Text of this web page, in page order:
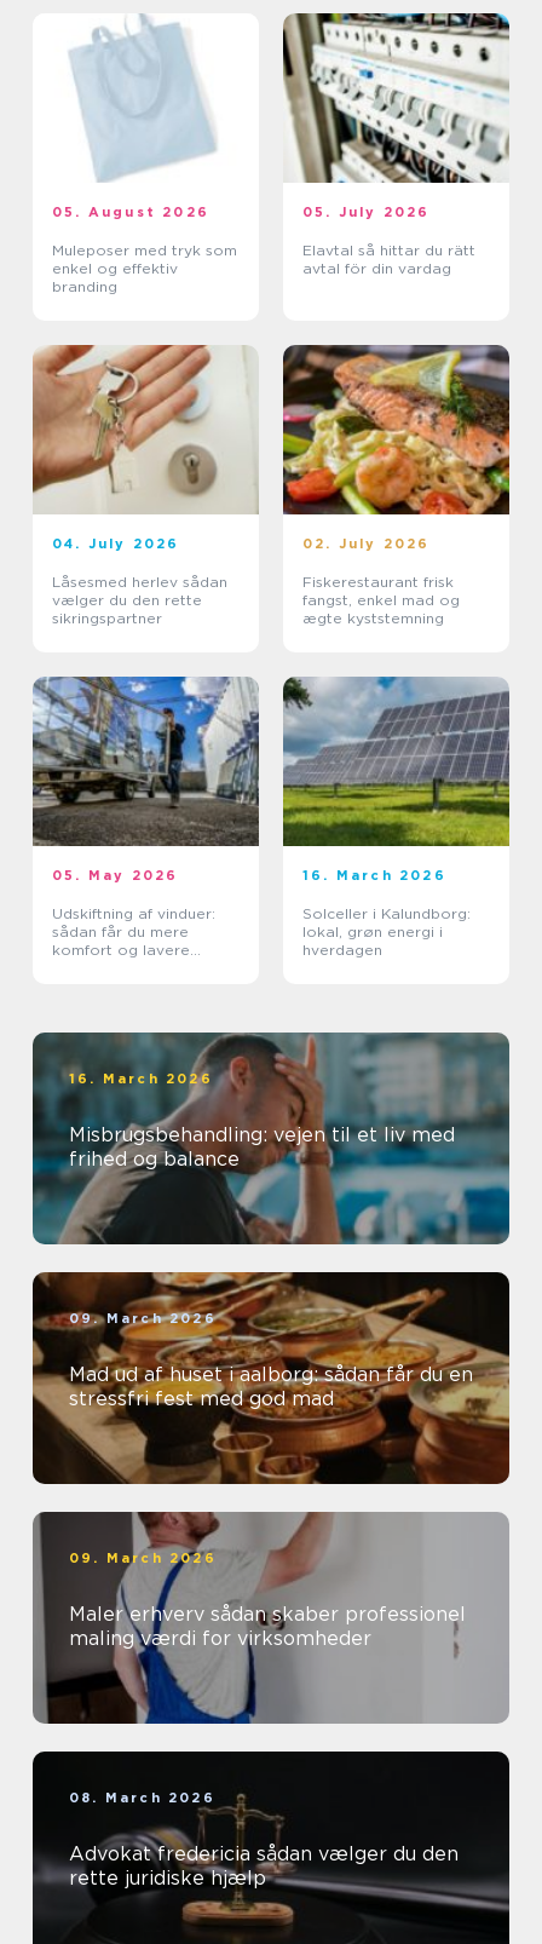
05. August 2026
Muleposer med tryk som
enkel og effektiv
branding
05. July 2026
Elavtal så hittar du rätt
avtal för din vardag
04. July 2026
Låsesmed herlev sådan
vælger du den rette
sikringspartner
02. July 2026
Fiskerestaurant frisk
fangst, enkel mad og
ægte kyststemning
05. May 2026
Udskiftning af vinduer:
sådan får du mere
komfort og lavere
16. March 2026
Solceller i Kalundborg:
lokal, grøn energi i
hverdagen
16. March 2026
Misbrugsbehandling: vejen til et liv med
frihed og balance
09. March 2026
Mad ud af huset i aalborg: sådan får du en
stressfri fest med god mad
09. March 2026
Maler erhverv sådan skaber professionel
maling værdi for virksomheder
08. March 2026
Advokat fredericia sådan vælger du den
rette juridiske hjælp